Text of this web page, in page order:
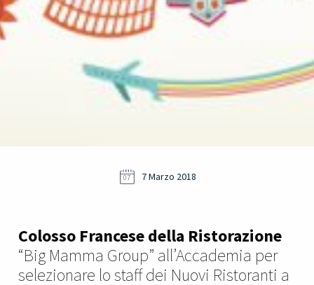
07 7 Marzo 2018
Colosso Francese della Ristorazione
“Big Mamma Group” all’Accademia per
selezionare lo staff dei Nuovi Ristoranti a